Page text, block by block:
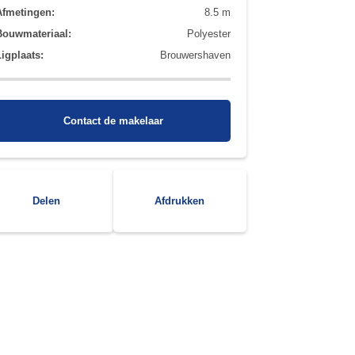
8.5 m
Polyester
Brouwershaven
Contact de makelaar
Delen Afdrukken